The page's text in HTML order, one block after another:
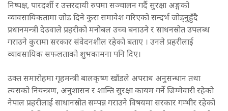
निष्पक्ष, पारदर्शी र उत्तरदायी रुपमा सञ्चालन गर्दै सुरक्षा अङ्गको
व्यावसायिकतामा जोड दिने कुरा समावेश गरिएको सन्दर्भ जोड्नुहुँदै
प्रधानमन्त्री देउवाले प्रहरीको मनोबल उच्च बनाउने र साधनस्रोत उपलब्ध
गराउने कुरामा सरकार संवेदनशील रहेको बताए । उनले प्रहरीलाई
व्यावसायिक सफलताको शुभकामना पनि दिए।
उक्त समारोहमा गृहमन्त्री बालकृष्ण खाँडले अपराध अनुसन्धान तथा
त्यसको नियन्त्रण, अनुशासन र शान्ति सुरक्षा कायम गर्ने जिम्मेवारी रहेको
नेपाल प्रहरीलाई साधानस्रोत सम्पन्न गराउने विषयमा सरकार गम्भीर रहेको